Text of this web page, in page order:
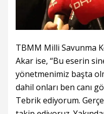
TBMM Milli Savunma
Akar ise, “Bu eserin
yönetmenimiz başta
dahil onları ben canı
Tebrik ediyorum.